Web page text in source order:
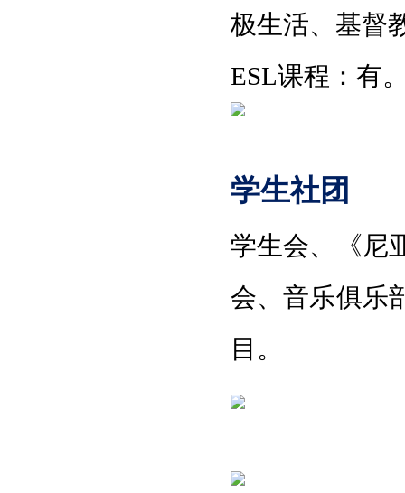
极生活、 基督
ESL课程 ： 有
学生社团
学生会、
《
会、音乐俱乐
目 。